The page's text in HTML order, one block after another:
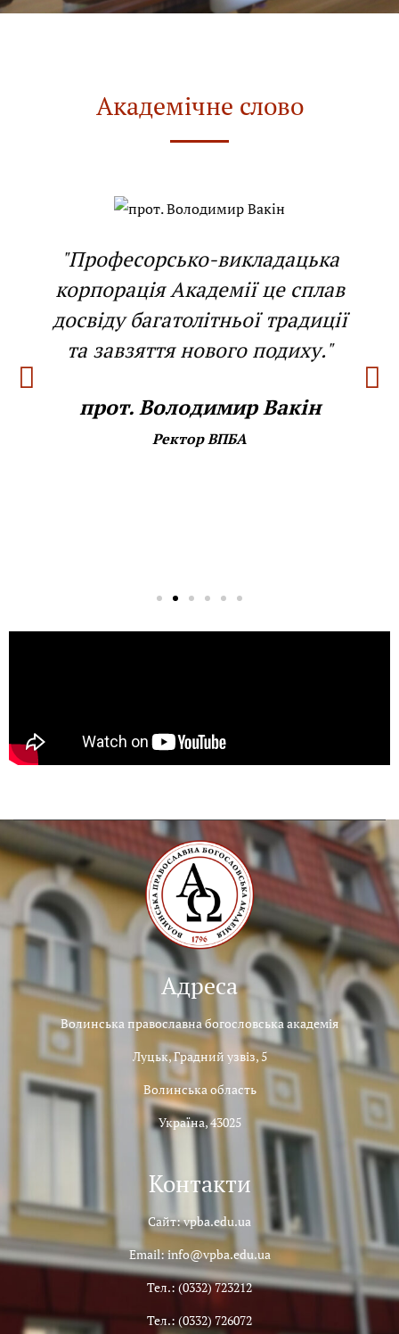
Академічне слово
"Професорсько-викладацька
корпорація Академії це сплав
досвіду багатолітньої традиції
та завзяття нового подиху."
прот. Володимир Вакін
Ректор ВПБА
Адреса
Волинська православна богословська академія
Луцьк, Градний узвіз, 5
Волинська область
Україна, 43025
Контакти
Сайт: vpba.edu.ua
Email: info@vpba.edu.ua
Тел.: (0332) 723212
Тел.: (0332) 726072